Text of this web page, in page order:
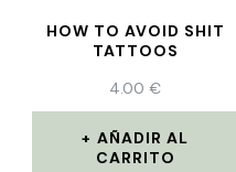
HOW TO AVOID SHIT
TATTOOS
4.00€
AÑADIR AL
CARRITO